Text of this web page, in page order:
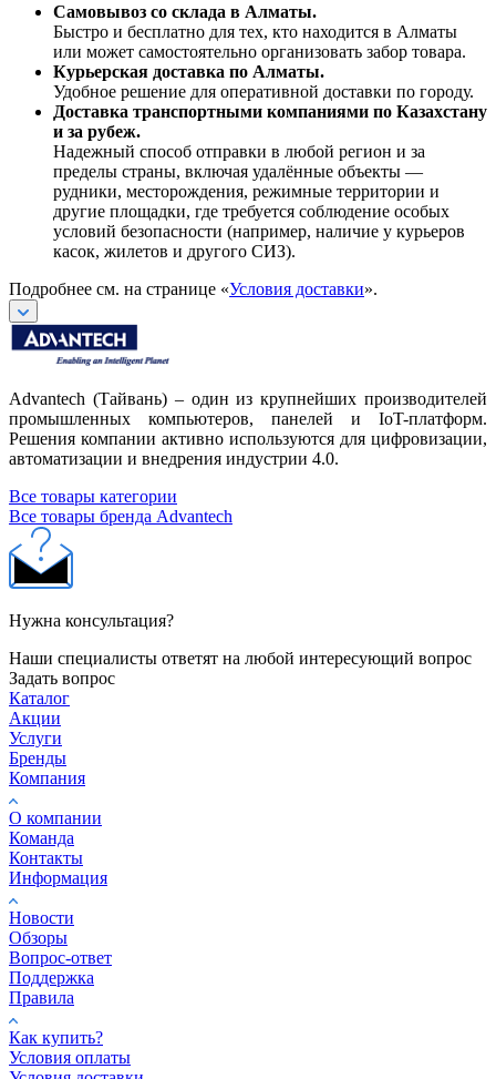
Самовывоз со склада в Алматы.
Быстро и бесплатно для тех, кто находится в Алматы
или может самостоятельно организовать забор товара.
Курьерская доставка по Алматы.
Удобное решение для оперативной доставки по городу.
Доставка транспортными компаниями по Казахстану
и за рубеж.
Надежный способ отправки в любой регион и за
пределы страны, включая удалённые объекты —
рудники, месторождения, режимные территории и
другие площадки, где требуется соблюдение особых
условий безопасности (например, наличие у курьеров
касок, жилетов и другого СИЗ).
Подробнее см. на странице «Условия доставки».
Advantech (Тайвань) – один из крупнейших производителей
промышленных компьютеров, панелей и IoT-платформ.
Решения компании активно используются для цифровизации,
автоматизации и внедрения индустрии 4.0.
Все товары категории
Все товары бренда Advantech
Нужна консультация?
Наши специалисты ответят на любой интересующий вопрос
Задать вопрос
Каталог
Акции
Услуги
Бренды
Компания
О компании
Команда
Контакты
Информация
Новости
Обзоры
Вопрос-ответ
Поддержка
Правила
Как купить?
Условия оплаты